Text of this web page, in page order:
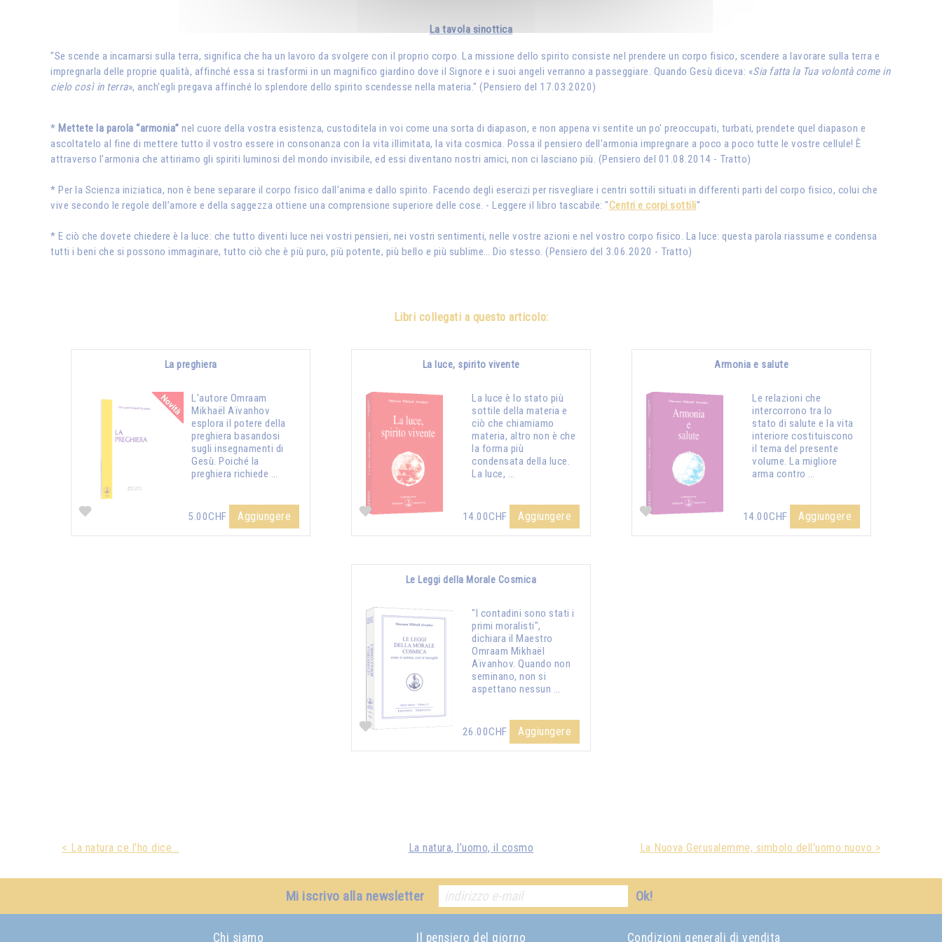
La tavola sinottica
"Se scende a incarnarsi sulla terra, significa che ha un lavoro da svolgere con il proprio corpo. La missione dello spirito consiste nel prendere un corpo fisico, scendere a lavorare sulla terra e
impregnarla delle proprie qualità, affinché essa si trasformi in un magnifico giardino dove il Signore e i suoi angeli verranno a passeggiare. Quando Gesù diceva: «Sia fatta la Tua volontà come in
cielo così in terra», anch'egli pregava affinché lo splendore dello spirito scendesse nella materia." (Pensiero del 17.03.2020)
* Mettete la parola “armonia” nel cuore della vostra esistenza, custoditela in voi come una sorta di diapason, e non appena vi sentite un po' preoccupati, turbati, prendete quel diapason e
ascoltatelo al fine di mettere tutto il vostro essere in consonanza con la vita illimitata, la vita cosmica. Possa il pensiero dell'armonia impregnare a poco a poco tutte le vostre cellule! È
attraverso l'armonia che attiriamo gli spiriti luminosi del mondo invisibile, ed essi diventano nostri amici, non ci lasciano più. (Pensiero del 01.08.2014 - Tratto)
* Per la Scienza iniziatica, non è bene separare il corpo fisico dall’anima e dallo spirito. Facendo degli esercizi per risvegliare i centri sottili situati in differenti parti del corpo fisico, colui che
vive secondo le regole dell’amore e della saggezza ottiene una comprensione superiore delle cose. - Leggere il libro tascabile: "Centri e corpi sottili"
* E ciò che dovete chiedere è la luce: che tutto diventi luce nei vostri pensieri, nei vostri sentimenti, nelle vostre azioni e nel vostro corpo fisico. La luce: questa parola riassume e condensa
tutti i beni che si possono immaginare, tutto ciò che è più puro, più potente, più bello e più sublime… Dio stesso. (Pensiero del 3.06.2020 - Tratto)
Libri collegati a questo articolo:
La preghiera
L'autore Omraam
Mikhaël Aïvanhov
esplora il potere della
preghiera basandosi
sugli insegnamenti di
Gesù. Poiché la
preghiera richiede …
5.00CHF Aggiungere
La luce, spirito vivente
La luce è lo stato più
sottile della materia e
ciò che chiamiamo
materia, altro non è che
la forma più
condensata della luce.
La luce, …
14.00CHF Aggiungere
Armonia e salute
Le relazioni che
intercorrono tra lo
stato di salute e la vita
interiore costituiscono
il tema del presente
volume. La migliore
arma contro …
14.00CHF Aggiungere
Le Leggi della Morale Cosmica
"I contadini sono stati i
primi moralisti",
dichiara il Maestro
Omraam Mikhaël
Aïvanhov. Quando non
seminano, non si
aspettano nessun …
26.00CHF Aggiungere
< La natura ce l'ho dice... La natura, l’uomo, il cosmo La Nuova Gerusalemme, simbolo dell'uomo nuovo >
Mi iscrivo alla newsletter Ok!
Chi siamo Il pensiero del giorno Condizioni generali di vendita